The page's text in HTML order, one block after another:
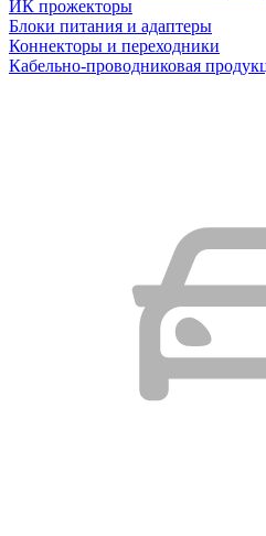
ИК прожекторы
Блоки питания и адаптеры
Коннекторы и переходники
Кабельно-проводниковая